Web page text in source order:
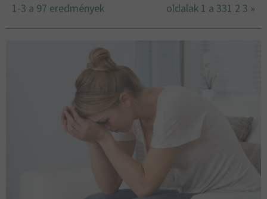
1-3 a 97 eredmények oldalak 1 a 331 2 3 »